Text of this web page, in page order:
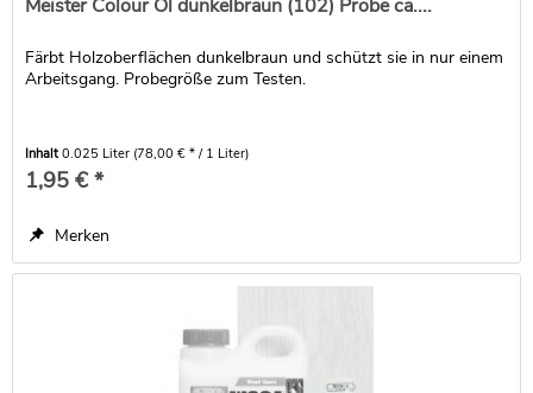
Meister Colour Öl dunkelbraun (102) Probe ca....
Färbt Holzoberflächen dunkelbraun und schützt sie in nur einem
Arbeitsgang. Probegröße zum Testen.
Inhalt0.025 Liter (78,00 € * / 1 Liter)
1,95 € *
Merken